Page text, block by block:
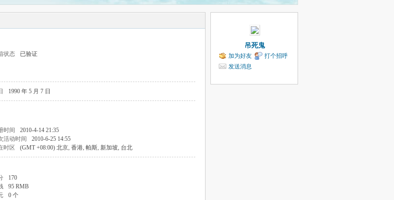
状态 已验证
1990 年 5 月 7 日
时间
2010-4-14 21:35
活动时间
2010-6-25 14:55
时区 (GMT +08:00) 北京, 香港, 帕斯, 新加坡, 台北
170
95 RMB
0 个
吊死鬼
加为好友
打个招呼
发送消息